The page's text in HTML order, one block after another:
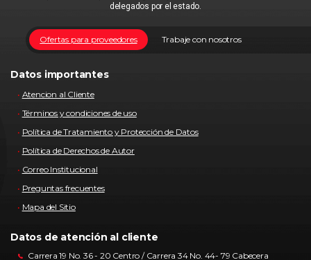
delegados por el estado.
Trabaje con nosotros
Ofertas para proveedores
Datos importantes
Atencion al Cliente
Términos y condiciones de uso
Política de Tratamiento y Protección de Datos
Política de Derechos de Autor
Correo Institucional
Preguntas frecuentes
Mapa del Sitio
Datos de atención al cliente
Carrera 19 No. 36 - 20 Centro / Carrera 34 No. 44- 79 Cabecera